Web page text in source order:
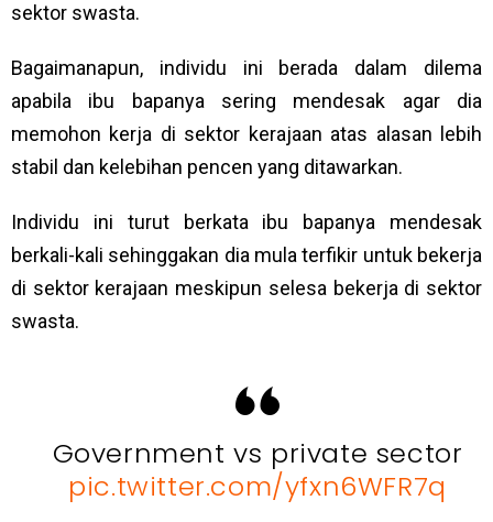
sektor swasta.
Bagaimanapun, individu ini berada dalam dilema
apabila ibu bapanya sering mendesak agar dia
memohon kerja di sektor kerajaan atas alasan lebih
stabil dan kelebihan pencen yang ditawarkan.
Individu ini turut berkata ibu bapanya mendesak
berkali-kali sehinggakan dia mula terfikir untuk bekerja
di sektor kerajaan meskipun selesa bekerja di sektor
swasta.
Government vs private sector
pic.twitter.com/yfxn6WFR7q